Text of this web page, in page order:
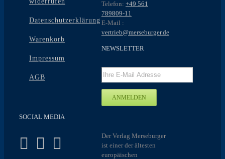
Datenschutzerklärung
Warenkorb
Impressum
AGB
SOCIAL MEDIA
Telefon: +49 561
789809-11
E-Mail :
vertrieb@merseburger.de
NEWSLETTER
Der Verlag Merseburger
ist einer der ältesten
europäischen